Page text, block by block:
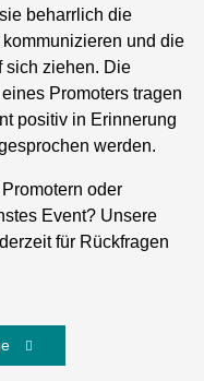
beharrlich die
und die
sich ziehen. Die
Promoters tragen
positiv in Erinnerung
werden.
oder
Event? Unsere
für Rückfragen